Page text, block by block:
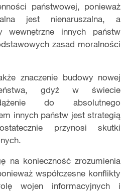
państwowej, ponieważ
jest nienaruszalna, a
wewnętrzne innych państw
zasad moralności
znaczenie budowy nowej
gdyż w świecie
do absolutnego
innych państw jest strategią
przynosi skutki
na konieczność zrozumienia
współczesne konflikty
wojen informacyjnych i